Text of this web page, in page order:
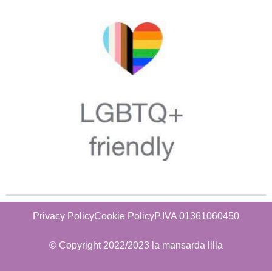
Privacy PolicyCookie PolicyP.IVA 01361060450
© Copyright 2022/2023 la mansarda lilla